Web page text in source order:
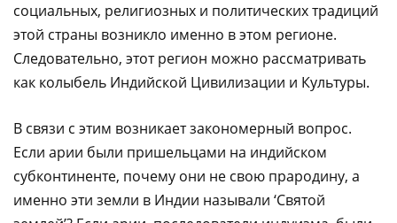
социальных, религиозных и политических традиций
этой страны возникло именно в этом регионе.
Следовательно, этот регион можно рассматривать
как колыбель Индийской Цивилизации и Культуры.
В связи с этим возникает закономерный вопрос.
Если арии были пришельцами на индийском
субконтиненте, почему они не свою прародину, а
именно эти земли в Индии называли ‘Святой